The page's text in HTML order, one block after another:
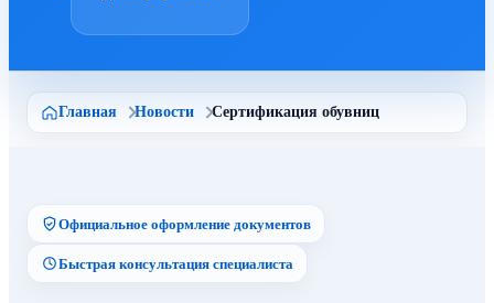
Главная Новости Сертификация обувниц
Официальное оформление документов
Быстрая консультация специалиста